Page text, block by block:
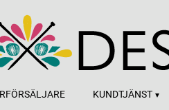
KUNDTJÄNST